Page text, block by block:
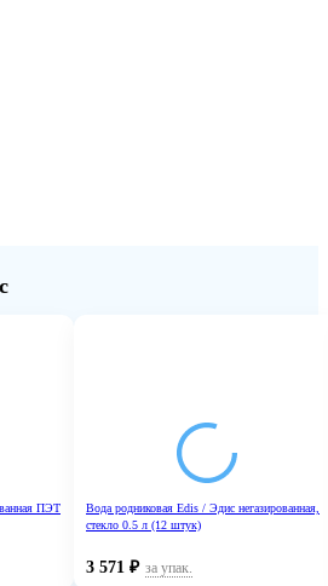
ПЭТ
Вода родниковая Edis / Эдис негазированная,
стекло 0.5 л (12 штук)
3 571 ₽ за упак.